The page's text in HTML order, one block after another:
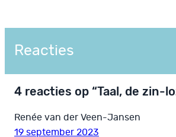
Reacties
4 reacties op “Taal, de zin-
Renée van der Veen-Jansen
19 september 2023